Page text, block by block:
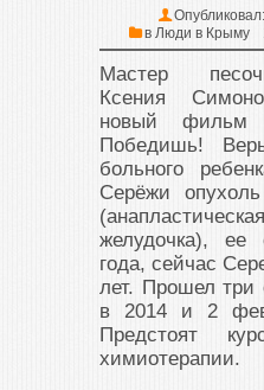
Опубликовал:
в Люди в Крыму
Мастер
Ксения
новый
Победишь!
больного
Серёжи
желудочка),
года, сейчас
лет. Прошел три
в 2014 и 2
Предстоят
химиотерапии.